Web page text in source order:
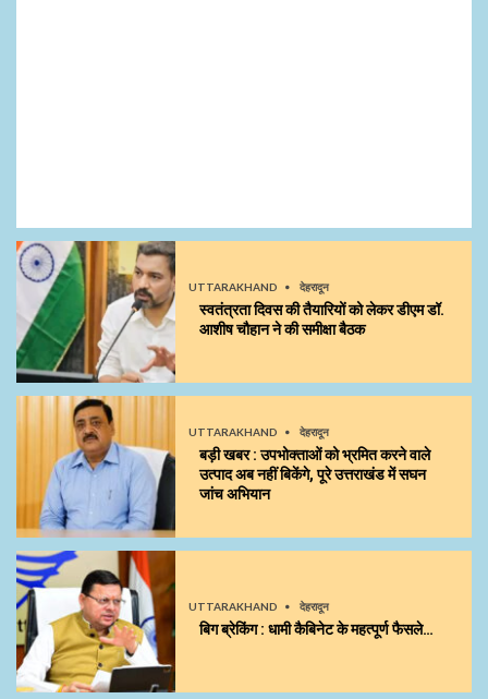
UTTARAKHAND देहरादून
स्वतंत्रता दिवस की तैयारियों को लेकर डीएम डॉ.
आशीष चौहान ने की समीक्षा बैठक
UTTARAKHAND देहरादून
बड़ी खबर : उपभोक्ताओं को भ्रमित करने वाले
उत्पाद अब नहीं बिकेंगे, पूरे उत्तराखंड में सघन
जांच अभियान
UTTARAKHAND देहरादून
बिग ब्रेकिंग : धामी कैबिनेट के महत्पूर्ण फैसले…